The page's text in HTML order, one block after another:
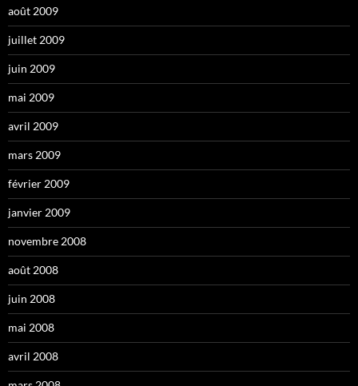
août 2009
juillet 2009
juin 2009
mai 2009
avril 2009
mars 2009
février 2009
janvier 2009
novembre 2008
août 2008
juin 2008
mai 2008
avril 2008